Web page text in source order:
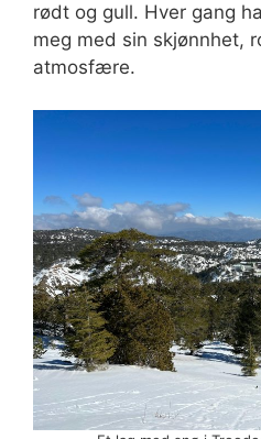
rødt og gull. Hver gang
meg med sin skjønnhet,
atmosfære.